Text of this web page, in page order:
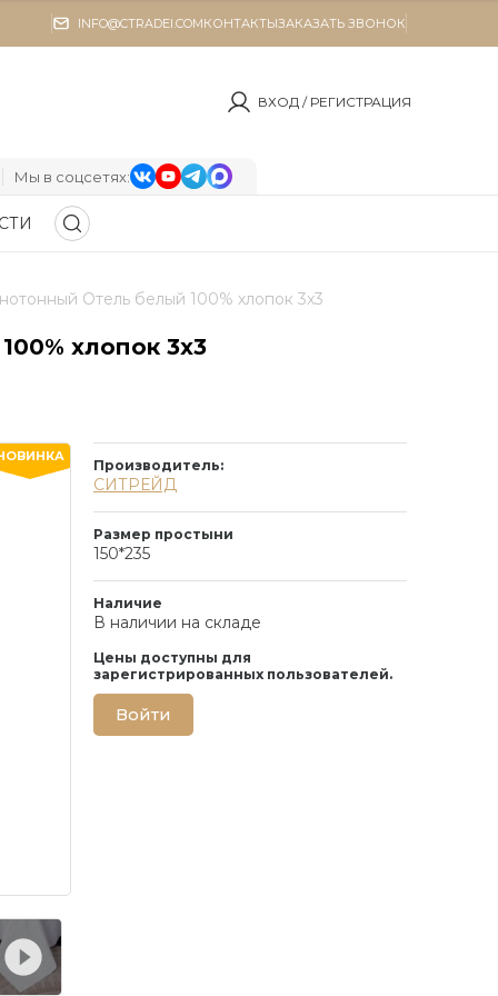
INFO@CTRADEI.COMКОНТАКТЫЗАКАЗАТЬ ЗВОНОК
ВХОД / РЕГИСТРАЦИЯ
Мы в соцсетях:
Отель белый 100% хлопок 3x3
хлопок 3x3
Производитель:
СИТРЕЙД
Размер простыни
150*235
Наличие
В наличии на складе
Цены доступны для
зарегистрированных пользователей.
Войти